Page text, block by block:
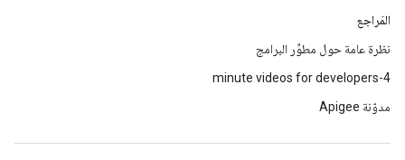
المَراجع
نظرة عامة حول مطوِّر البرامج
4-minute videos for developers
مدوّنة Apigee